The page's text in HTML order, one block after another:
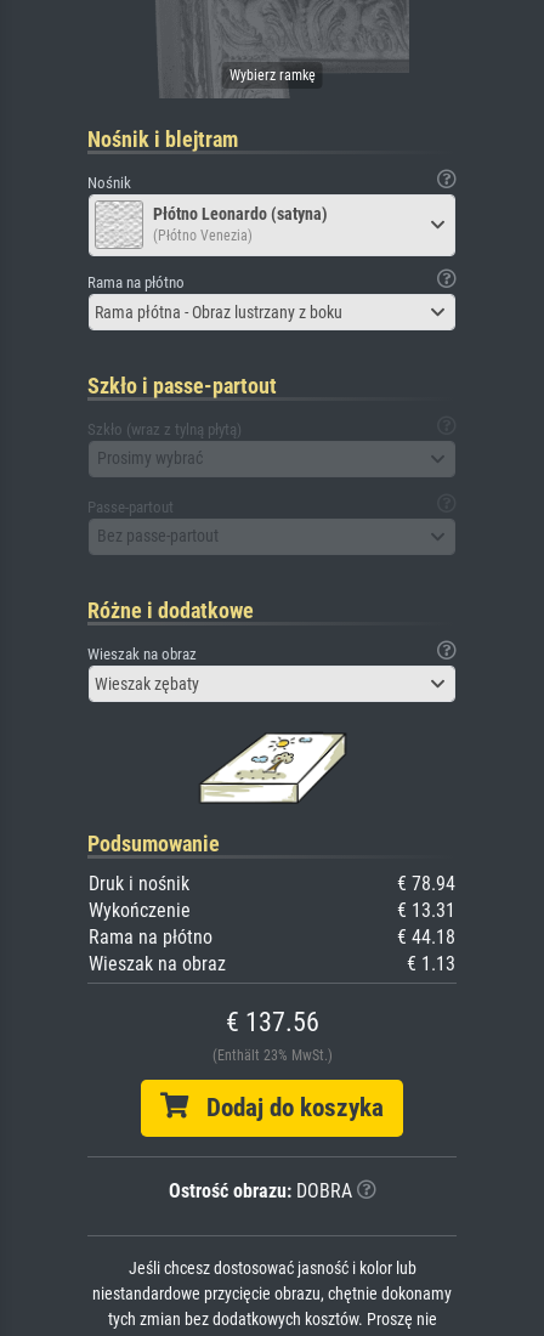
Nośnik i blejtram
Nośnik
Płótno Leonardo (satyna)
(Płótno Venezia)
Rama na płótno
Rama płótna - Obraz lustrzany z boku
Szkło i passe-partout
Szkło (wraz z tylną płytą)
Prosimy wybrać
Passe-partout
Bez passe-partout
Różne i dodatkowe
Wieszak na obraz
Wieszak zębaty
Podsumowanie
Druk i nośnik
€ 78.94
Wykończenie
€ 13.31
Rama na płótno
€ 44.18
Wieszak na obraz
€ 1.13
€ 137.56
(Enthält 23% MwSt.)
Dodaj do koszyka
Ostrość obrazu:DOBRA
Jeśli chcesz dostosować jasność i kolor lub
niestandardowe przycięcie obrazu, chętnie dokonamy
tych zmian bez dodatkowych kosztów. Proszę nie